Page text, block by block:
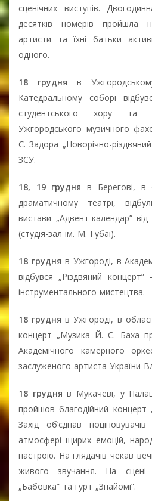
сценічних виступів.
десятків номерів
артисти та їхні батьки
одного.
18 грудня в
Катедральному соборі
студентського хору та
Ужгородського музичного
Є. Задора „Новорічно-
ЗСУ.
18, 19 грудняв Берегові, в
драматичному театрі,
вистави „Адвент-календар”
(студія-зал ім. М. Губаі).
18 грудня в Ужгороді, в
відбувся „Різдвяний концерт”
інструментального мистецтва.
18 грудняв Ужгороді, в
концерт „Музика Й. С. Баха
Академічного камерного
заслуженого артиста України
18 грудняв Мукачеві, у
пройшов благодійний концерт
Захід об’єднав
атмосфері щирих емоцій,
настрою. На глядачів чекав
живого звучання. На сцені
„Бабовка” та гурт „Знайомі”.